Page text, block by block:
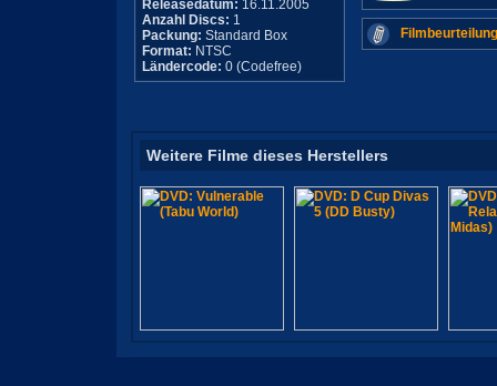
Releasedatum: 16.11.2005
Anzahl Discs: 1
Packung: Standard Box
Format: NTSC
Ländercode: 0 (Codefree)
Weitere Filme dieses Herstellers